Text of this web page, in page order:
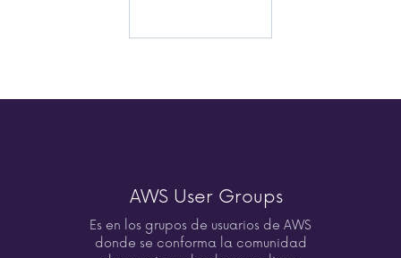
AWS User Groups
Es en los grupos de usuarios de AWS
donde se conforma la comunidad